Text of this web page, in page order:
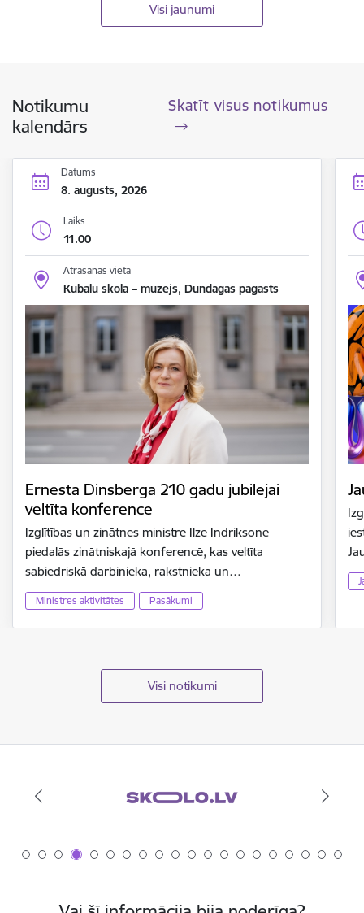
Visi jaunumi
Notikumu
kalendārs
Skatīt visus notikumus
Datums
8. augusts, 2026
Laiks
11.00
Atrašanās vieta
Kubalu skola – muzejs, Dundagas pagasts
Ernesta Dinsberga 210 gadu jubilejai
veltīta konference
Izglītības un zinātnes ministre Ilze Indriksone
piedalās zinātniskajā konferencē, kas veltīta
sabiedriskā darbinieka, rakstnieka un…
Ministres aktivitātes Pasākumi
Visi notikumi